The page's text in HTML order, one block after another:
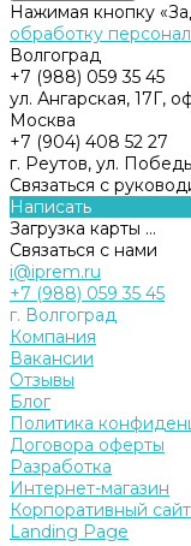
Нажимая кнопку
обработку
Волгоград
+7 (988) 059 35 45
ул. Ангарская, 17Г,
Москва
+7 (904) 408 52 27
г. Реутов, ул.
Связаться с
Написать
Загрузка карты ...
Связаться с нами
i@iprem.ru
+7 (988) 059 35 45
г. Волгоград
Компания
Вакансии
Отзывы
Блог
Политика
Договора оферты
Разработка
Интернет-магазин
Корпоративный сайт
Landing Page